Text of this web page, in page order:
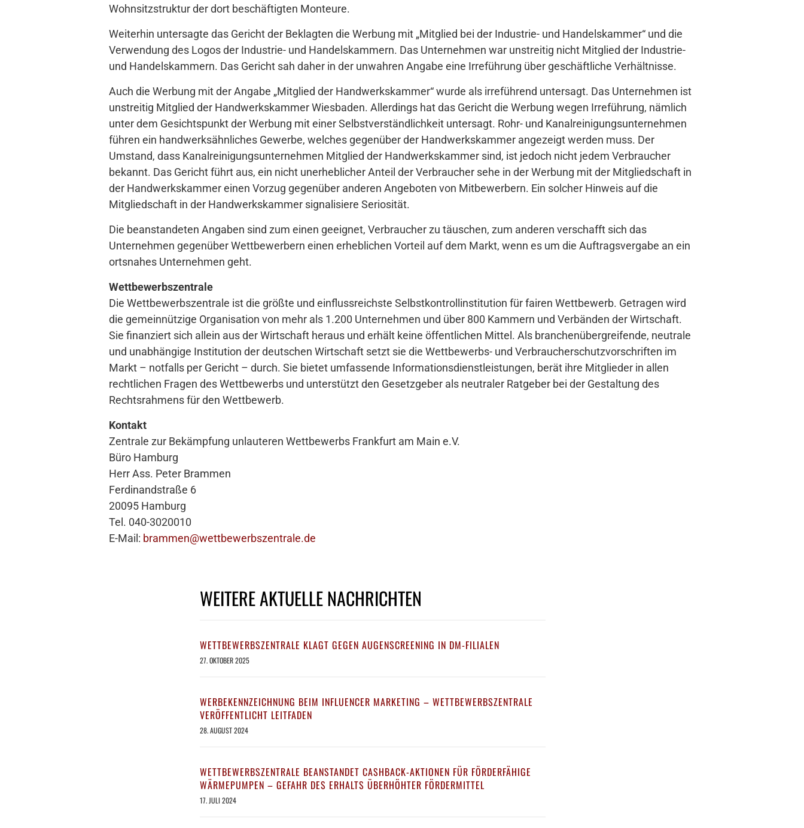
Wohnsitzstruktur der dort beschäftigten Monteure.
Weiterhin untersagte das Gericht der Beklagten die Werbung mit „Mitglied bei der Industrie- und Handelskammer“ und die
Verwendung des Logos der Industrie- und Handelskammern. Das Unternehmen war unstreitig nicht Mitglied der Industrie-
und Handelskammern. Das Gericht sah daher in der unwahren Angabe eine Irreführung über geschäftliche Verhältnisse.
Auch die Werbung mit der Angabe „Mitglied der Handwerkskammer“ wurde als irreführend untersagt. Das Unternehmen ist
unstreitig Mitglied der Handwerkskammer Wiesbaden. Allerdings hat das Gericht die Werbung wegen Irreführung, nämlich
unter dem Gesichtspunkt der Werbung mit einer Selbstverständlichkeit untersagt. Rohr- und Kanalreinigungsunternehmen
führen ein handwerksähnliches Gewerbe, welches gegenüber der Handwerkskammer angezeigt werden muss. Der
Umstand, dass Kanalreinigungsunternehmen Mitglied der Handwerkskammer sind, ist jedoch nicht jedem Verbraucher
bekannt. Das Gericht führt aus, ein nicht unerheblicher Anteil der Verbraucher sehe in der Werbung mit der Mitgliedschaft in
der Handwerkskammer einen Vorzug gegenüber anderen Angeboten von Mitbewerbern. Ein solcher Hinweis auf die
Mitgliedschaft in der Handwerkskammer signalisiere Seriosität.
Die beanstandeten Angaben sind zum einen geeignet, Verbraucher zu täuschen, zum anderen verschafft sich das
Unternehmen gegenüber Wettbewerbern einen erheblichen Vorteil auf dem Markt, wenn es um die Auftragsvergabe an ein
ortsnahes Unternehmen geht.
Wettbewerbszentrale
Die Wettbewerbszentrale ist die größte und einflussreichste Selbstkontrollinstitution für fairen Wettbewerb. Getragen wird
die gemeinnützige Organisation von mehr als 1.200 Unternehmen und über 800 Kammern und Verbänden der Wirtschaft.
Sie finanziert sich allein aus der Wirtschaft heraus und erhält keine öffentlichen Mittel. Als branchenübergreifende, neutrale
und unabhängige Institution der deutschen Wirtschaft setzt sie die Wettbewerbs- und Verbraucherschutzvorschriften im
Markt – notfalls per Gericht – durch. Sie bietet umfassende Informationsdienstleistungen, berät ihre Mitglieder in allen
rechtlichen Fragen des Wettbewerbs und unterstützt den Gesetzgeber als neutraler Ratgeber bei der Gestaltung des
Rechtsrahmens für den Wettbewerb.
Kontakt
Zentrale zur Bekämpfung unlauteren Wettbewerbs Frankfurt am Main e.V.
Büro Hamburg
Herr Ass. Peter Brammen
Ferdinandstraße 6
20095 Hamburg
Tel. 040-3020010
E-Mail: brammen@wettbewerbszentrale.de
WEITERE AKTUELLE NACHRICHTEN
WETTBEWERBSZENTRALE KLAGT GEGEN AUGENSCREENING IN DM-FILIALEN
27. OKTOBER 2025
WERBEKENNZEICHNUNG BEIM INFLUENCER MARKETING – WETTBEWERBSZENTRALE
VERÖFFENTLICHT LEITFADEN
28. AUGUST 2024
WETTBEWERBSZENTRALE BEANSTANDET CASHBACK-AKTIONEN FÜR FÖRDERFÄHIGE
WÄRMEPUMPEN – GEFAHR DES ERHALTS ÜBERHÖHTER FÖRDERMITTEL
17. JULI 2024